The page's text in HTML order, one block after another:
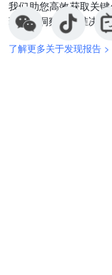
我们助您高效获取关键
现深度洞察与精准决策
了解更多关于发现报告 >